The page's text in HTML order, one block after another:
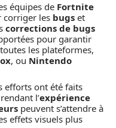
équipes de Fortnite
corriger les bugs et
corrections de bugs
pour garantir
les plateformes,
, ou Nintendo
efforts ont été faits
l’expérience
peuvent s’attendre à
effets visuels plus